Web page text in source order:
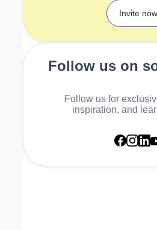
Invite now
Follow us on
Follow us for
inspiration, and